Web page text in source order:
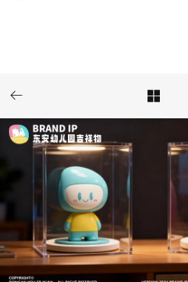
 